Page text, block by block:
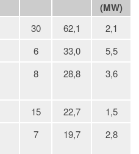
(MW)
30 62,1
2,1
6 33,0
5,5
8 28,8 3,6
15 22,7
1,5
7 19,7 2,8